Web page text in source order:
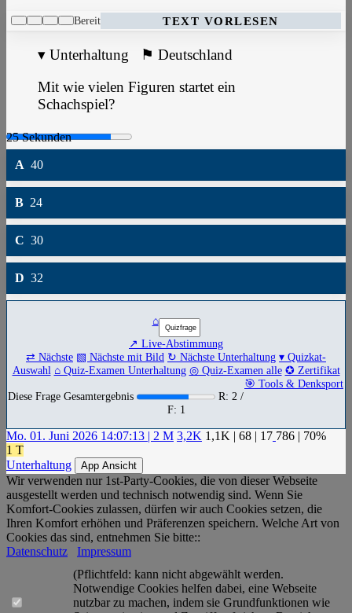
Bereit TEXT VORLESEN
▾ Unterhaltung ⚑ Deutschland
Mit wie vielen Figuren startet ein
Schachspiel?
A 40
B 24
C 30
D 32
⌂
↗ Live-Abstimmung
⇄ Nächste ▧ Nächste mit Bild ↻ Nächste Unterhaltung ▾ Quizkat-
Auswahl ⌂ Quiz-Examen Unterhaltung ◎ Quiz-Examen alle ✪ Zertifikat
🎯 Tools & Denksport
Diese Frage Gesamtergebnis
R: 2 /
F: 1
Mo. 01. Juni 2026 14:07:13 | 2 M 3,2K 1,1K | 68 | 17 786 | 70%
1 T
Unterhaltung
App Ansicht
Wir verwenden nur 1st-Party-Cookies, die von dieser Webseite
ausgestellt werden und technisch notwendig sind. Wenn Sie
Komfort-Cookies zulassen, dürfen wir auch Cookies setzen, die
Ihren Komfort erhöhen und Präferenzen speichern. Welche Art von
Cookies das sind, entnehmen Sie bitte::
Datenschutz
Impressum
(Pflichtfeld: kann nicht abgewählt werden.
Notwendige Cookies helfen dabei, eine Webseite
nutzbar zu machen, indem sie Grundfunktionen wie